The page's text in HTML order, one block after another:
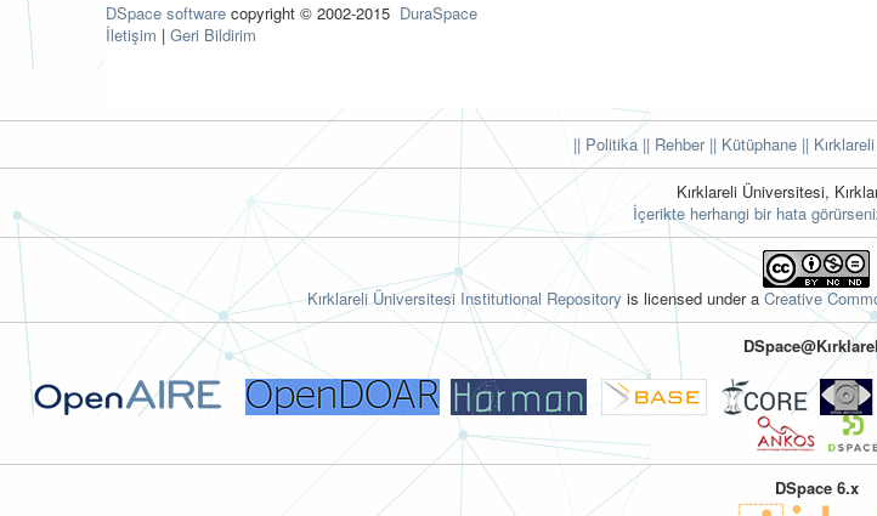
DSpace software copyright © 2002-2015 DuraSpace
İletişim | Geri Bildirim
|| Politika || Rehber|| Kütüphane ||
Kırklareli Üniversitesi,
İçerikte herhangi bir hata
Kırklareli Üniversitesi Institutional Repository is licensed under a Creative
DSpace 6.x